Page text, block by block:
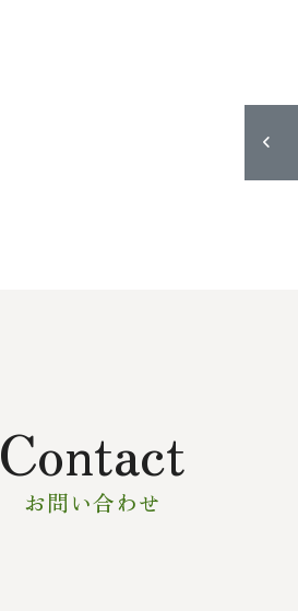
Contact
お問い合わせ